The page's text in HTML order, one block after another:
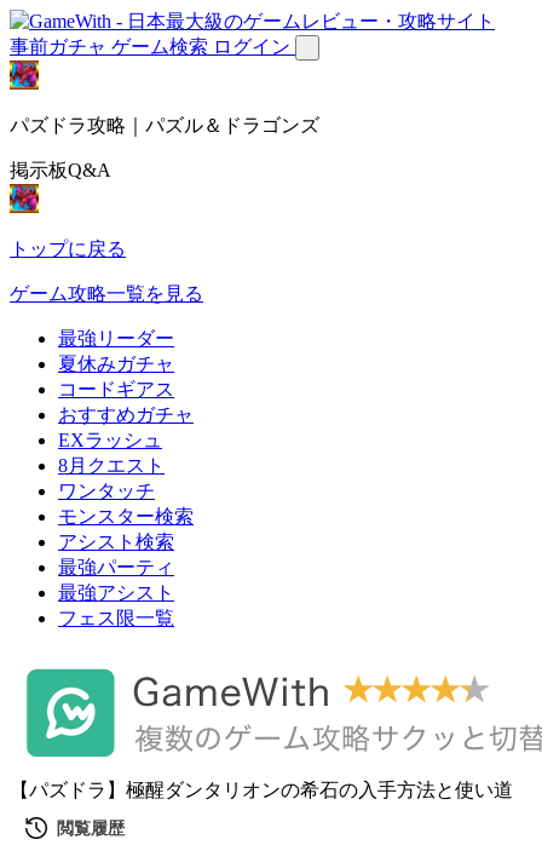
事前ガチャ ゲーム検索 ログイン
パズドラ攻略｜パズル＆ドラゴンズ
掲示板Q&A
トップに戻る
ゲーム攻略一覧を見る
最強リーダー
夏休みガチャ
コードギアス
おすすめガチャ
EXラッシュ
8月クエスト
ワンタッチ
モンスター検索
アシスト検索
最強パーティ
最強アシスト
フェス限一覧
【パズドラ】極醒ダンタリオンの希石の入手方法と使い道